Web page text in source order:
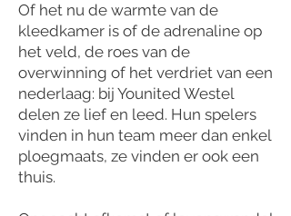
Of het nu de warmte van de
kleedkamer is of de adrenaline op
het veld, de roes van de
overwinning of het verdriet van een
nederlaag: bij Younited Westel
delen ze lief en leed. Hun spelers
vinden in hun team meer dan enkel
ploegmaats, ze vinden er ook een
thuis.